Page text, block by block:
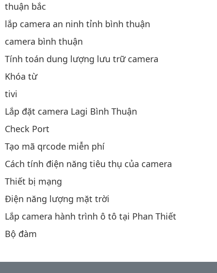
thuận bắc
lắp camera an ninh tỉnh bình thuận
camera bình thuận
Tính toán dung lượng lưu trữ camera
Khóa từ
tivi
Lắp đặt camera Lagi Bình Thuận
Check Port
Tạo mã qrcode miễn phí
Cách tính điện năng tiêu thụ của camera
Thiết bị mạng
Điện năng lượng mặt trời
Lắp camera hành trình ô tô tại Phan Thiết
Bộ đàm